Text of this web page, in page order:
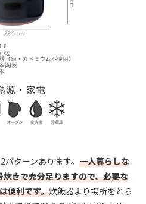
ターンあります。 一人暮らしな
きで充分足りますので、必要な
便利です。炊飯器より場所をとら